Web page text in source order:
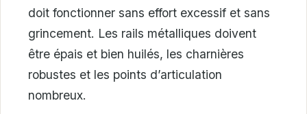
doit fonctionner sans effort excessif et sans
grincement. Les rails métalliques doivent
être épais et bien huilés, les charnières
robustes et les points d’articulation
nombreux.